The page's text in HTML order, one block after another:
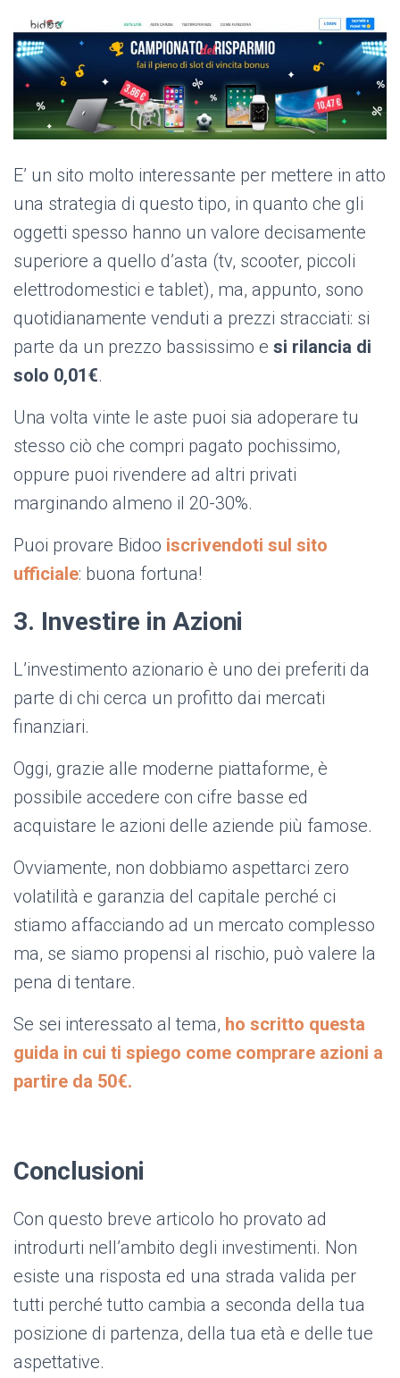
E’ un sito molto interessante per mettere in atto
una strategia di questo tipo, in quanto che gli
oggetti spesso hanno un valore decisamente
superiore a quello d’asta (tv, scooter, piccoli
elettrodomestici e tablet), ma, appunto, sono
quotidianamente venduti a prezzi stracciati: si
parte da un prezzo bassissimo e si rilancia di
solo 0,01€.
Una volta vinte le aste puoi sia adoperare tu
stesso ciò che compri pagato pochissimo,
oppure puoi rivendere ad altri privati
marginando almeno il 20-30%.
Puoi provare Bidoo iscrivendoti sul sito
ufficiale: buona fortuna!
3. Investire in Azioni
L’investimento azionario è uno dei preferiti da
parte di chi cerca un profitto dai mercati
finanziari.
Oggi, grazie alle moderne piattaforme, è
possibile accedere con cifre basse ed
acquistare le azioni delle aziende più famose.
Ovviamente, non dobbiamo aspettarci zero
volatilità e garanzia del capitale perché ci
stiamo affacciando ad un mercato complesso
ma, se siamo propensi al rischio, può valere la
pena di tentare.
Se sei interessato al tema, ho scritto questa
guida in cui ti spiego come comprare azioni a
partire da 50€.
Conclusioni
Con questo breve articolo ho provato ad
introdurti nell’ambito degli investimenti. Non
esiste una risposta ed una strada valida per
tutti perché tutto cambia a seconda della tua
posizione di partenza, della tua età e delle tue
aspettative.